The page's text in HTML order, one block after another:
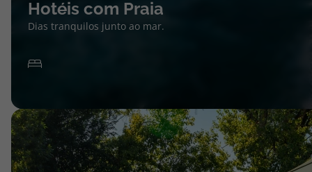
Hotéis com Praia
Dias tranquilos junto ao mar.